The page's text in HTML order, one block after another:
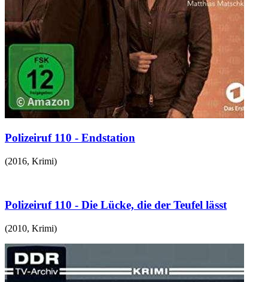
Polizeiruf 110 - Endstation
(2016, Krimi)
Polizeiruf 110 - Die Lücke, die der Teufel lässt
(2010, Krimi)